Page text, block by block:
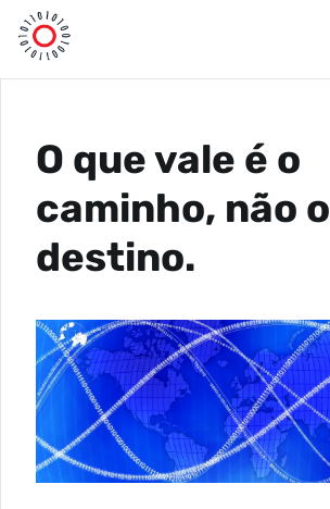
O que vale é o
caminho, não o
destino.